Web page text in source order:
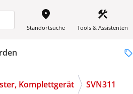
place
Standortsuche
construction
Tools & Assistenten
sell
Komplettgerät SVN311